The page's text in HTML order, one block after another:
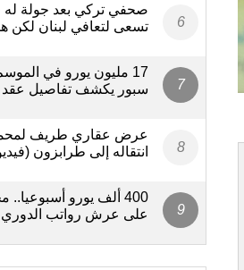
صحفي تركي بعد جولة له
تسعى لتعافي لبنان لكن
17 مليون يورو في
سبور يكشف تفاصيل
عرض عقاري طريف
انتقاله إلى طرابزون
400 ألف يورو
على عرش رواتب الدوري